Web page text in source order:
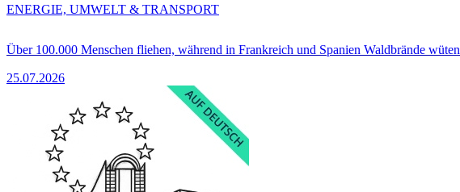
Über 100.000 Menschen fliehen, während in Frankreich und Spanien Waldbrände wüten
25.07.2026
ENERGIE, UMWELT & TRANSPORT